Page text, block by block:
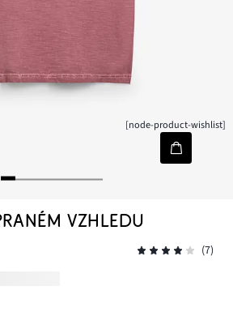
[node-product-wishlist]
VZHLEDU
(7)